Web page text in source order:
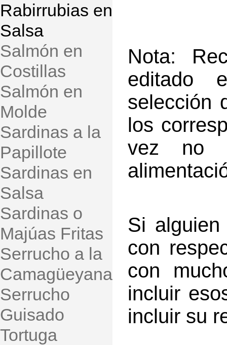
Rabirrubias en
Salsa
Salmón en
Costillas
Salmón en
Molde
Sardinas a la
Papillote
Sardinas en
Salsa
Sardinas o
Majúas Fritas
Serrucho a la
Camagüeyana
Serrucho
Guisado
Tortuga
Nota:
editado
selección
los
vez no
Si
con
con
incluir
incluir su